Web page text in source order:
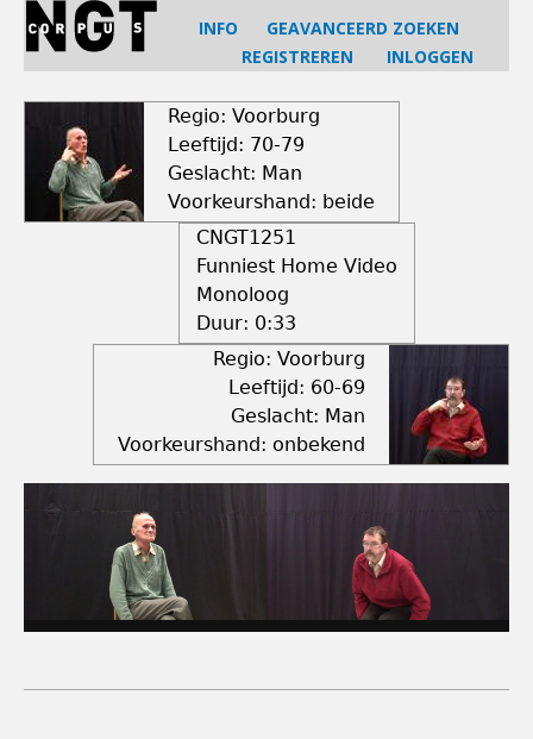
Jump
navigation
INFO
GEAVANCEERD ZOEKEN
REGISTREREN
INLOGGEN
Regio: Voorburg
Leeftijd: 70-79
Geslacht: Man
Voorkeurshand: beide
CNGT1251
Funniest Home Video
Monoloog
Duur: 0:33
Regio: Voorburg
Leeftijd: 60-69
Geslacht: Man
Voorkeurshand: onbekend